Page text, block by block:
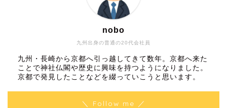
九州出身の普通の20代会社員
nobo
九州・長崎から京都へ引っ越してきて数年。京都へ来た
ことで神社仏閣や歴史に興味を持つようになりました。
京都で発見したことなどを綴っていこうと思います。
＼ Follow me ／